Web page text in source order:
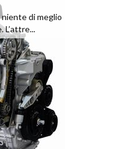
niente di meglio
L’attre...